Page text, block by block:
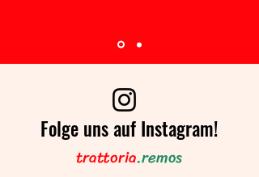
Folge uns auf Instagram!
trattoria.remos